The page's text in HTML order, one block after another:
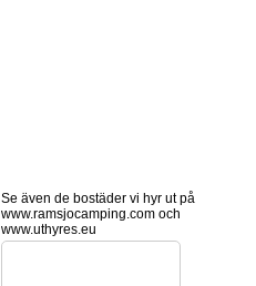
Se även de bostäder vi hyr ut på
www.ramsjocamping.com och
www.uthyres.eu